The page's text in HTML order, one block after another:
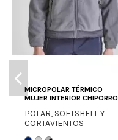
MICROPOLAR TÉRMICO
MUJER INTERIOR CHIPORRO
POLAR, SOFTSHELL Y
CORTAVIENTOS